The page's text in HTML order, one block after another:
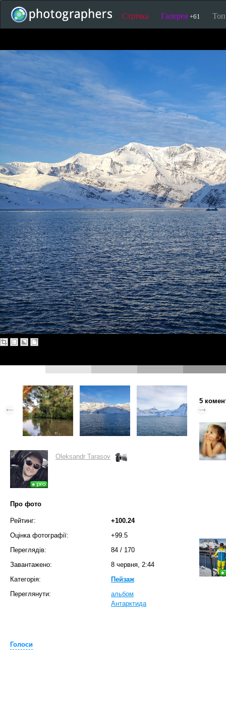
Стрічка Галерея +61
Oleksandr Tarasov
Про фото
Рейтинг:
+100.24
Оцінка фотографії:
+99.5
Переглядів:
84 / 170
Завантажено:
8 червня, 2:44
Категорія:
Пейзаж
Переглянути:
альбом
Антарктида
Голоси
5